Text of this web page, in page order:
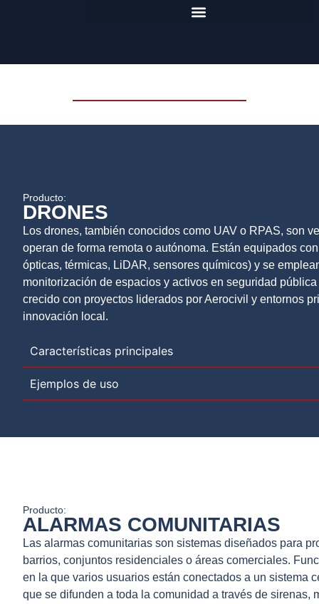
Producto:
DRONES
Los drones, también conocidos como UAV o RPAS, son
operan de forma remota o autónoma. Están equipados
ópticas, térmicas, LiDAR, sensores químicos) y se
monitorización de espacios y activos en seguridad
crecido con proyectos liderados por Aerocivil y entornos
innovación local.
Características principales
Ejemplos de uso
Producto:
ALARMAS COMUNITARIAS
Las alarmas comunitarias son sistemas diseñados para
barrios, conjuntos residenciales o áreas comerciales.
en la que varios usuarios están conectados a un sistema
que se difunden a toda la comunidad a través de sirenas,